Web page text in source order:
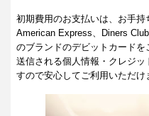
初期費用のお支払いは、お手持
American Express、Diners
のブランドのデビットカードを
送信される個人情報・クレジ
すので安心してご利用いただけ